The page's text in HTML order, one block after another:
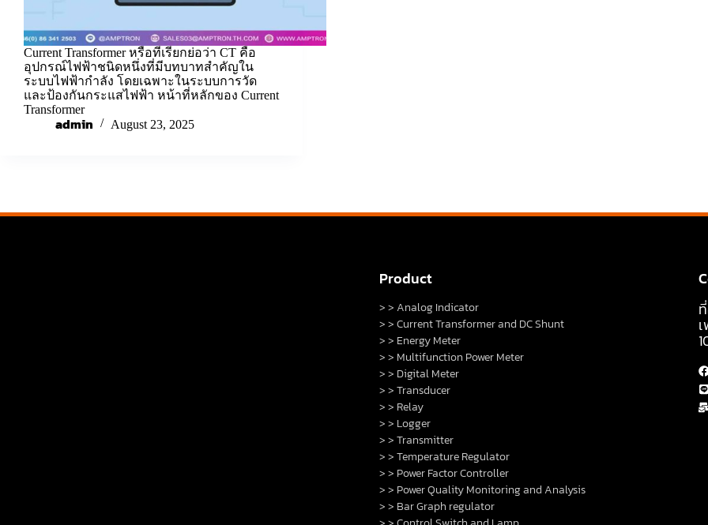
Current Transformer หรือที่เรียกย่อว่า CT คือ
อุปกรณ์ไฟฟ้าชนิดหนึ่งที่มีบทบาทสำคัญใน
ระบบไฟฟ้ากำลัง โดยเฉพาะในระบบการวัด
และป้องกันกระแสไฟฟ้า หน้าที่หลักของ Current
Transformer
admin August 23, 2025
Product
> > Analog Indicator
> > Current Transformer and DC Shunt
> > Energy Meter
> > Multifunction Power Meter
> > Digital Meter
> > Transducer
> > Relay
> > Logger
> > Transmitter
> > Temperature Regulator
> > Power Factor Controller
> > Power Quality Monitoring and Analysis
> > Bar Graph regulator